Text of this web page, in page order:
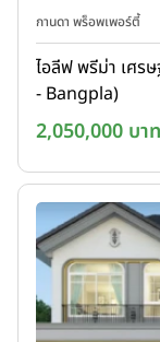
กานดา พร็อพเพอร์ตี้
ไอลีฟ พรีม่า เศร
- Bangpla)
2,050,000 บาท